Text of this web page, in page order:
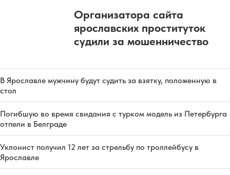
Организатора сайта
ярославских проституток
судили за мошенничество
В Ярославле мужчину будут судить за взятку, положенную в
стол
Погибшую во время свидания с турком модель из Петербурга
отпели в Белграде
Уклонист получил 12 лет за стрельбу по троллейбусу в
Ярославле